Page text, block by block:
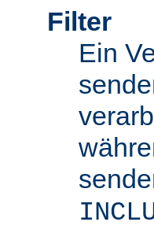
Filter
Ein